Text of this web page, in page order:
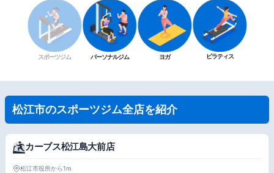
スポーツジム パーソナルジム ヨガ ピラティス
松江市のスポーツジム全店を紹介
カーブス松江島大前店
松江市役所から1m